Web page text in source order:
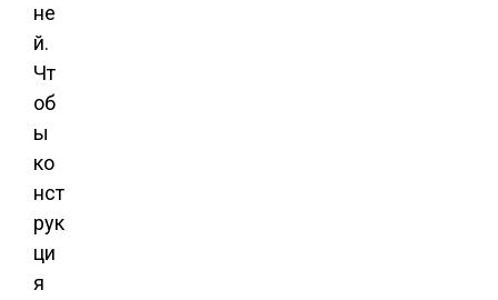
не
й.
Чт
об
ы
ко
нст
рук
ци
я